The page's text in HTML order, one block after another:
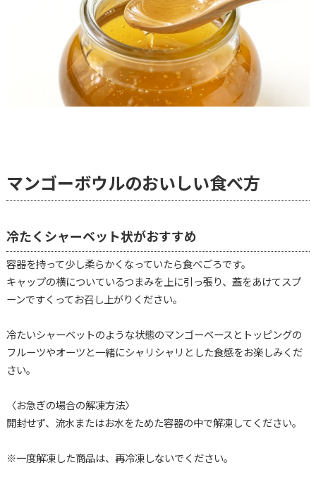
マンゴーボウルのおいしい食べ方
冷たくシャーベット状がおすすめ
容器を持って少し柔らかくなっていたら食べごろです。
キャップの横についているつまみを上に引っ張り、蓋をあけてスプ
ーンですくってお召し上がりください。
冷たいシャーベットのような状態のマンゴーベースとトッピングの
フルーツやオーツと一緒にシャリシャリとした食感をお楽しみくだ
さい。
〈お急ぎの場合の解凍方法〉
開封せず、流水またはお水をためた容器の中で解凍してください。
※一度解凍した商品は、再冷凍しないでください。